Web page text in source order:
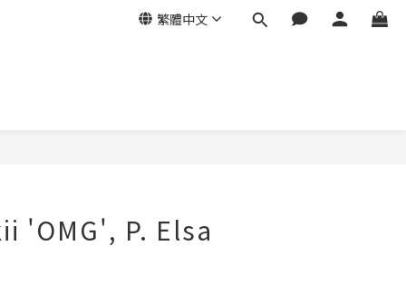
繁體中文
'OMG', P. Elsa